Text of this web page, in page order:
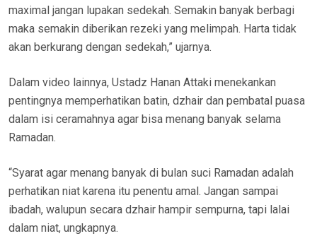
maximal jangan lupakan sedekah. Semakin banyak berbagi
maka semakin diberikan rezeki yang melimpah. Harta tidak
akan berkurang dengan sedekah,” ujarnya.
Dalam video lainnya, Ustadz Hanan Attaki menekankan
pentingnya memperhatikan batin, dzhair dan pembatal puasa
dalam isi ceramahnya agar bisa menang banyak selama
Ramadan.
“Syarat agar menang banyak di bulan suci Ramadan adalah
perhatikan niat karena itu penentu amal. Jangan sampai
ibadah, walupun secara dzhair hampir sempurna, tapi lalai
dalam niat, ungkapnya.